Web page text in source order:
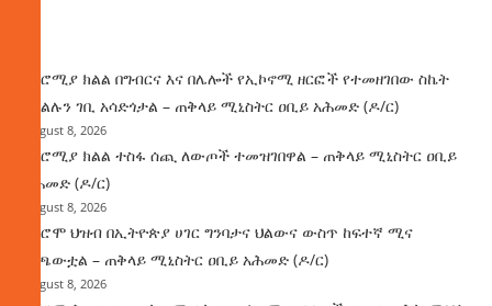
በኦሮሚያ ክልል በግብርና እና በሌሎች የኢኮኖሚ ዘርፎች የተመዘገበው ስኬት
የክልሉን ገቢ አሳድጎታል – ጠቅላይ ሚኒስትር ዐቢይ አሕመድ (ዶ/ር)
August 8, 2026
በኦሮሚያ ክልል ተስፋ ሰጪ ለውጦች ተመዝገበዋል – ጠቅላይ ሚኒስትር ዐቢይ
አሕመድ (ዶ/ር)
August 8, 2026
የኦሮሞ ህዝብ በኢትዮጵያ ሀገር ግንባታና ህልውና ውስጥ ከፍተኛ ሚና
ተጫውቷል – ጠቅላይ ሚኒስትር ዐቢይ አሕመድ (ዶ/ር)
August 8, 2026